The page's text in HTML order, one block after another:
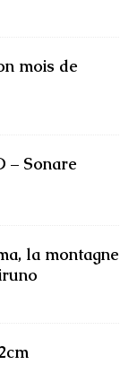
mois de
– Sonare
la montagne